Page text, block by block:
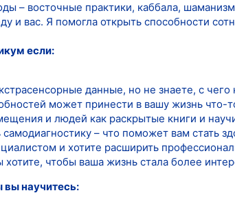
– восточные практики, каббала,
и вас. Я помогла открыть способности
если:
данные, но не знаете, с чего
может принести в вашу жизнь что-
и людей как раскрытые книги и
самодиагностику – что поможет вам стать
и хотите расширить
чтобы ваша жизнь стала более
вы научитесь: